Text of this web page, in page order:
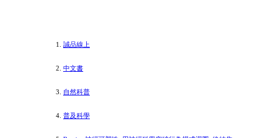
誠品線上
中文書
自然科普
普及科學